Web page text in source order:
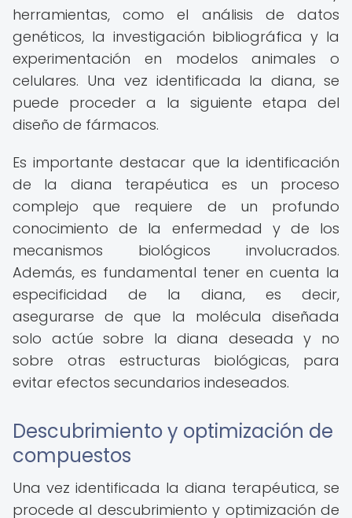
herramientas, como el análisis de datos
genéticos, la investigación bibliográfica y la
experimentación en modelos animales o
celulares. Una vez identificada la diana, se
puede proceder a la siguiente etapa del
diseño de fármacos.
Es importante destacar que la identificación
de la diana terapéutica es un proceso
complejo que requiere de un profundo
conocimiento de la enfermedad y de los
mecanismos biológicos involucrados.
Además, es fundamental tener en cuenta la
especificidad de la diana, es decir,
asegurarse de que la molécula diseñada
solo actúe sobre la diana deseada y no
sobre otras estructuras biológicas, para
evitar efectos secundarios indeseados.
Descubrimiento y optimización de
compuestos
Una vez identificada la diana terapéutica, se
procede al descubrimiento y optimización de